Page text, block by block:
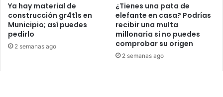
Ya hay material de
construcción gr4t1s en
Municipio; así puedes
pedirlo
2 semanas ago
¿Tienes una pata de
elefante en casa? Podrías
recibir una multa
millonaria si no puedes
comprobar su origen
2 semanas ago